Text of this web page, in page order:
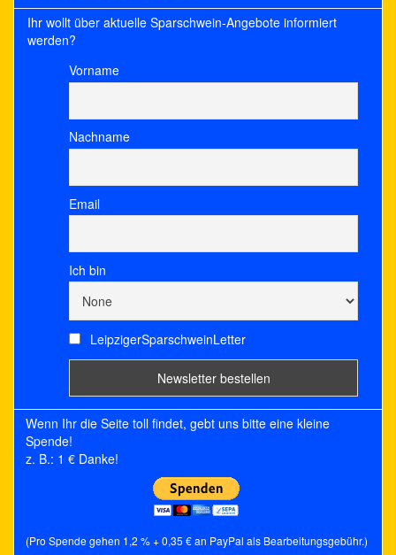
Ihr wollt über aktuelle Sparschwein-Angebote informiert
werden?
Vorname
Nachname
Email
Ich bin
LeipzigerSparschweinLetter
Wenn Ihr die Seite toll findet, gebt uns bitte eine kleine
Spende!
z. B.: 1 € Danke!
(Pro Spende gehen 1,2 % + 0,35 € an PayPal als Bearbeitungsgebühr.)